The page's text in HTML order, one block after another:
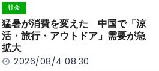
社会
猛暑が消費を変えた 中国で「涼
活・旅行・アウトドア」需要が急
拡大
2026/08/4 08:30